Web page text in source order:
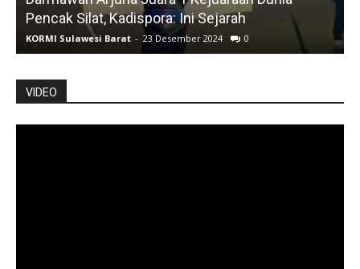
Pencak Silat, Kadispora: Ini Sejarah
KORMI Sulawesi Barat - 23 Desember 2024 0
VIDEO